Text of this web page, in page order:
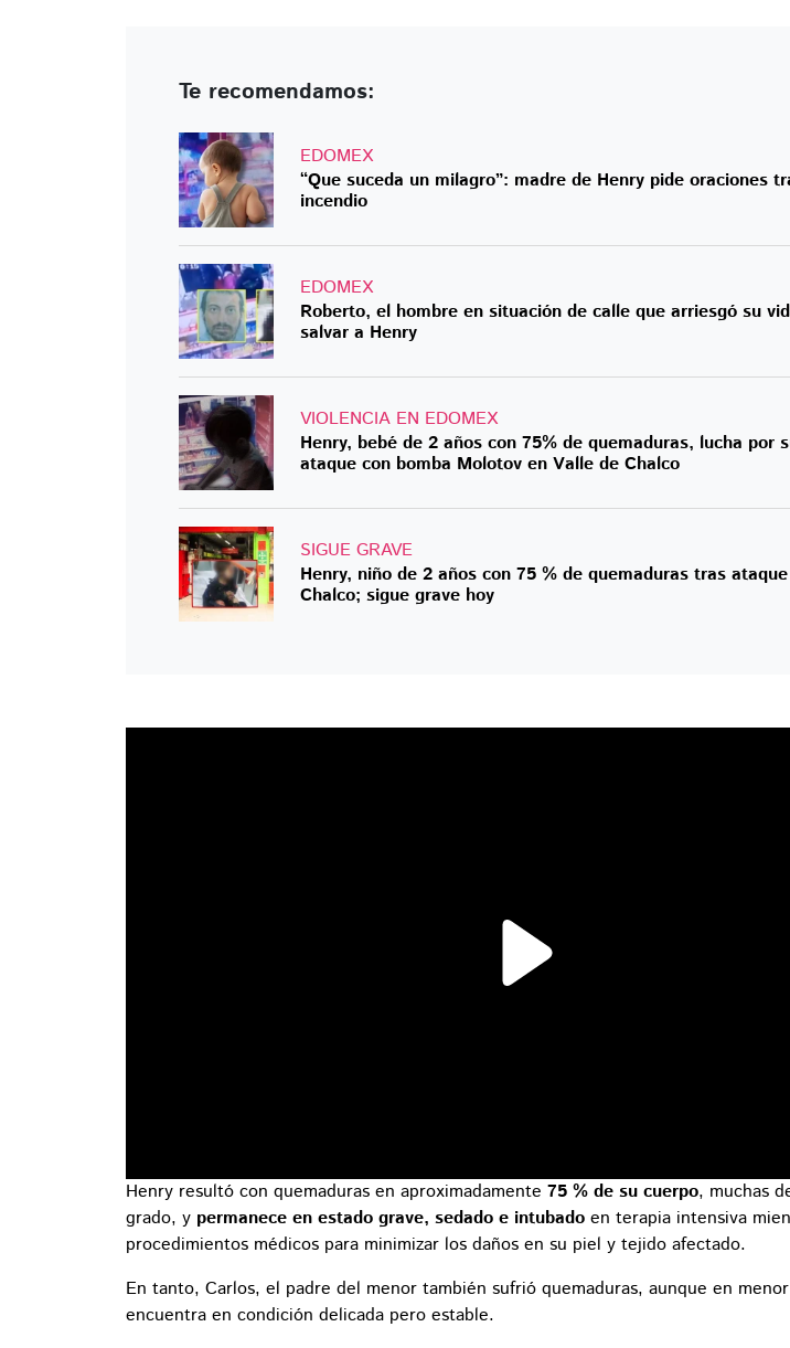
Te recomendamos:
EDOMEX
“Que suceda un milagro”: madre de Henry pide oraciones
incendio
EDOMEX
Roberto, el hombre en situación de calle que arriesgó su
salvar a Henry
VIOLENCIA EN EDOMEX
Henry, bebé de 2 años con 75% de quemaduras, lucha por
ataque con bomba Molotov en Valle de Chalco
SIGUE GRAVE
Henry, niño de 2 años con 75 % de quemaduras tras
Chalco; sigue grave hoy
Henry resultó con quemaduras en aproximadamente 75 % de su cuerpo, muchas
grado, y permanece en estado grave, sedado e intubado en terapia intensiva
procedimientos médicos para minimizar los daños en su piel y tejido afectado.
En tanto, Carlos, el padre del menor también sufrió quemaduras, aunque en
encuentra en condición delicada pero estable.